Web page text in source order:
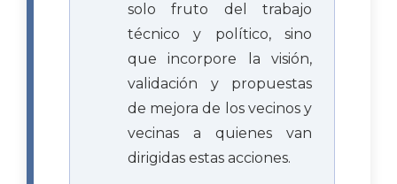
solo fruto del trabajo
técnico y político, sino
que incorpore la visión,
validación y propuestas
de mejora de los vecinos y
vecinas a quienes van
dirigidas estas acciones.